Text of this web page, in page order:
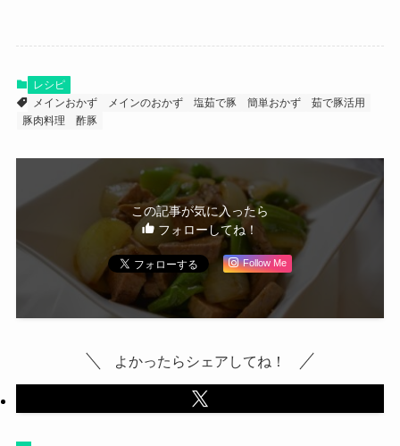
レシピ
メインおかず
メインのおかず 塩茹で豚 簡単おかず
茹で豚活用
豚肉料理
酢豚
この記事が気に入ったら
フォローしてね！
Follow Me
よかったらシェアしてね！